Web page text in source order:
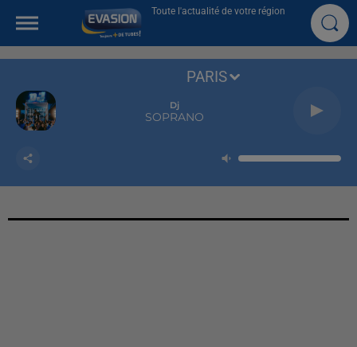
Toute l'actualité de votre région
Dj
SOPRANO
PARIS